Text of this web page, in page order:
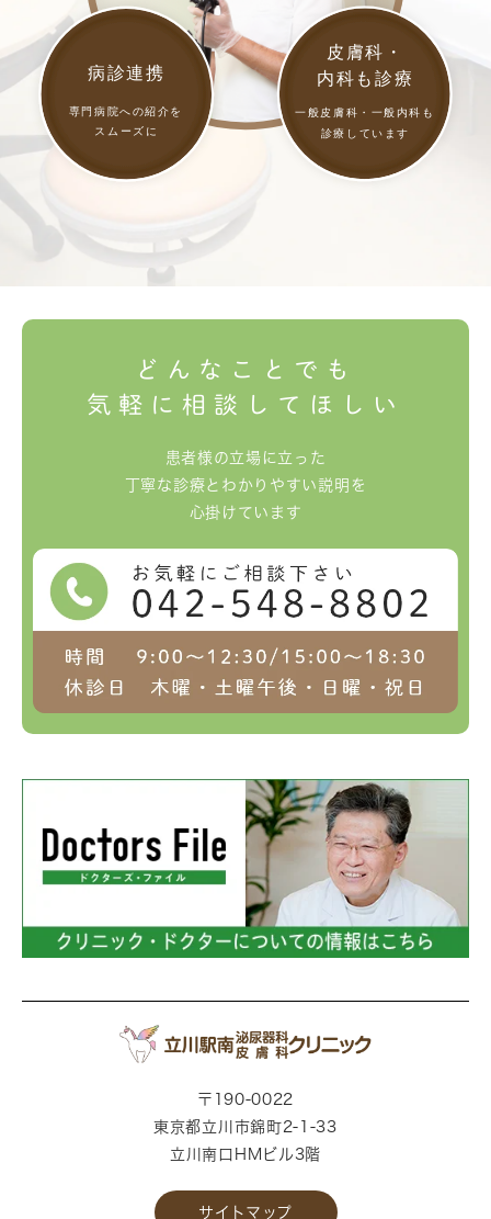
どんなことでも
気軽に相談してほしい
患者様の立場に立った
丁寧な診療とわかりやすい説明を
心掛けています
〒190-0022
東京都立川市錦町2-1-33
立川南口HMビル3階
サイトマップ